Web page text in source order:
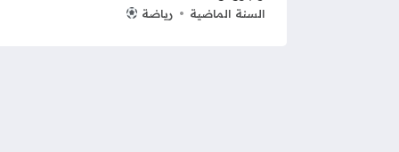
السنة الماضية رياضة